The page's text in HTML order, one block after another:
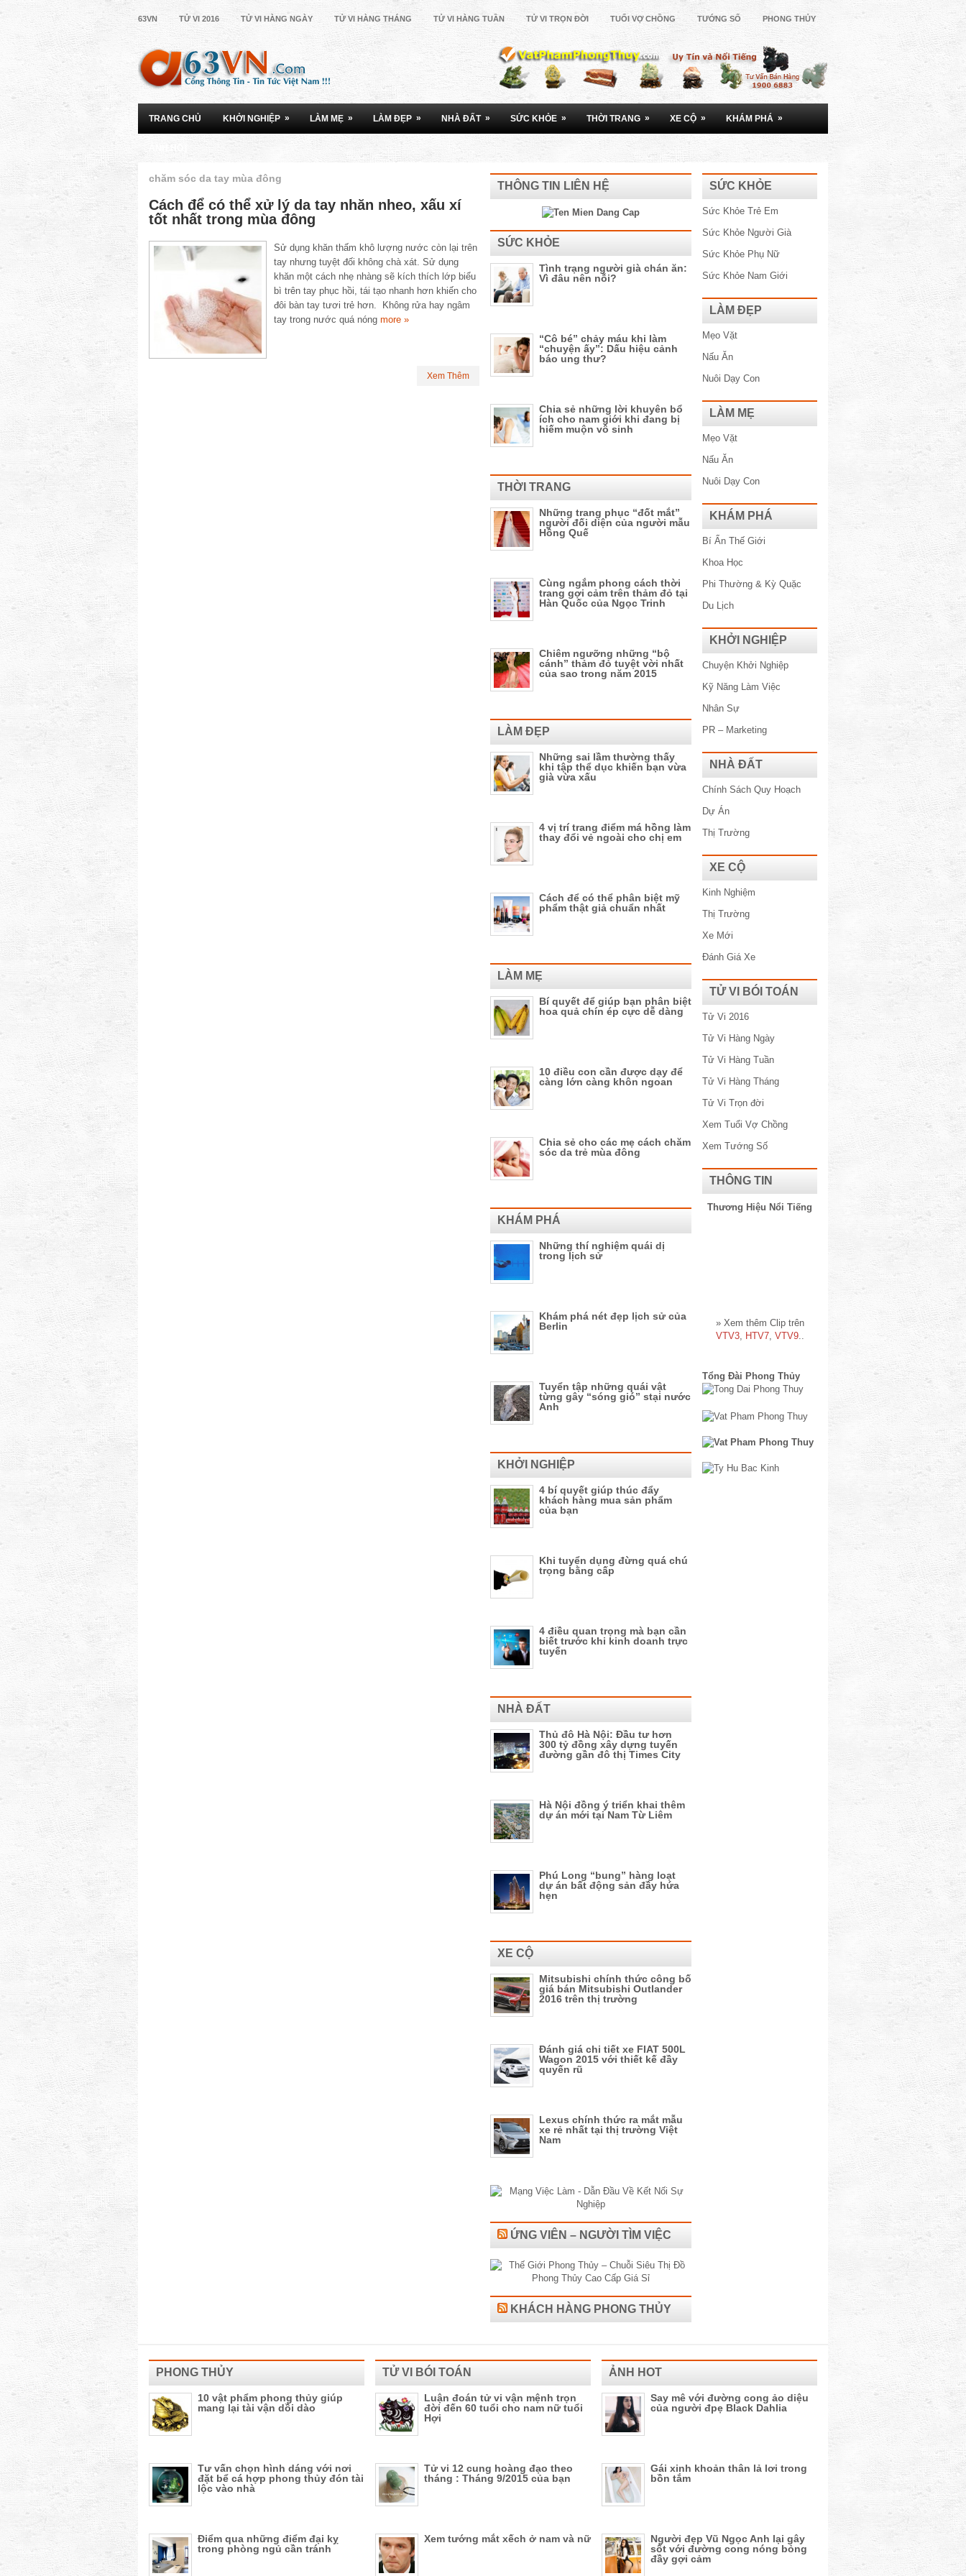
63VN TỬ VI 2016 TỬ VI HÀNG NGÀY TỬ VI HÀNG THÁNG TỬ VI HÀNG TUẦN TỬ VI TRỌN ĐỜI TUỔI VỢ CHỒNG TƯỚNG SỐ PHONG THỦY
TRANG CHỦ KHỞI NGHIỆP » LÀM MẸ » LÀM ĐẸP » NHÀ ĐẤT » SỨC KHỎE » THỜI TRANG » XE CỘ » KHÁM PHÁ »
chăm sóc da tay mùa đông
Cách để có thể xử lý da tay nhăn nheo, xấu xí
tốt nhất trong mùa đông
Sử dụng khăn thấm khô lượng nước còn lại trên
tay nhưng tuyệt đối không chà xát. Sử dụng
khăn một cách nhẹ nhàng sẽ kích thích lớp biểu
bì trên tay phục hồi, tái tạo nhanh hơn khiến cho
đôi bàn tay tươi trẻ hơn. Không rửa hay ngâm
tay trong nước quá nóng more »
Xem Thêm
THÔNG TIN LIÊN HỆ
SỨC KHỎE
Tình trạng người già chán ăn:
Vì đâu nên nỗi?
“Cô bé” chảy máu khi làm
“chuyện ấy”: Dấu hiệu cảnh
báo ung thư?
Chia sẻ những lời khuyên bổ
ích cho nam giới khi đang bị
hiếm muộn vô sinh
THỜI TRANG
Những trang phục “đốt mắt”
người đối diện của người mẫu
Hồng Quế
Cùng ngắm phong cách thời
trang gợi cảm trên thảm đỏ tại
Hàn Quốc của Ngọc Trinh
Chiêm ngưỡng những “bộ
cánh” thảm đỏ tuyệt vời nhất
của sao trong năm 2015
LÀM ĐẸP
Những sai lầm thường thấy
khi tập thể dục khiến bạn vừa
già vừa xấu
4 vị trí trang điểm má hồng làm
thay đổi vẻ ngoài cho chị em
Cách để có thể phân biệt mỹ
phẩm thật giả chuẩn nhất
LÀM MẸ
Bí quyết để giúp bạn phân biệt
hoa quả chín ép cực dễ dàng
10 điều con cần được dạy để
càng lớn càng khôn ngoan
Chia sẻ cho các mẹ cách chăm
sóc da trẻ mùa đông
KHÁM PHÁ
Những thí nghiệm quái dị
trong lịch sử
Khám phá nét đẹp lịch sử của
Berlin
Tuyển tập những quái vật
từng gây “sóng gió” stại nước
Anh
KHỞI NGHIỆP
4 bí quyết giúp thúc đẩy
khách hàng mua sản phẩm
của bạn
Khi tuyển dụng đừng quá chú
trọng bằng cấp
4 điều quan trọng mà bạn cần
biết trước khi kinh doanh trực
tuyến
NHÀ ĐẤT
Thủ đô Hà Nội: Đầu tư hơn
300 tỷ đồng xây dựng tuyến
đường gần đô thị Times City
Hà Nội đồng ý triển khai thêm
dự án mới tại Nam Từ Liêm
Phú Long “bung” hàng loạt
dự án bất động sản đầy hứa
hẹn
XE CỘ
Mitsubishi chính thức công bố
giá bán Mitsubishi Outlander
2016 trên thị trường
Đánh giá chi tiết xe FIAT 500L
Wagon 2015 với thiết kế đầy
quyến rũ
Lexus chính thức ra mắt mẫu
xe rẻ nhất tại thị trường Việt
Nam
ỨNG VIÊN – NGƯỜI TÌM VIỆC
KHÁCH HÀNG PHONG THỦY
SỨC KHỎE
Sức Khỏe Trẻ Em
Sức Khỏe Người Già
Sức Khỏe Phụ Nữ
Sức Khỏe Nam Giới
LÀM ĐẸP
Mẹo Vặt
Nấu Ăn
Nuôi Dạy Con
LÀM MẸ
Mẹo Vặt
Nấu Ăn
Nuôi Dạy Con
KHÁM PHÁ
Bí Ẩn Thế Giới
Khoa Học
Phi Thường & Kỳ Quặc
Du Lịch
KHỞI NGHIỆP
Chuyện Khởi Nghiệp
Kỹ Năng Làm Việc
Nhân Sự
PR – Marketing
NHÀ ĐẤT
Chính Sách Quy Hoạch
Dự Án
Thị Trường
XE CỘ
Kinh Nghiệm
Thị Trường
Xe Mới
Đánh Giá Xe
TỬ VI BÓI TOÁN
Tử Vi 2016
Tử Vi Hàng Ngày
Tử Vi Hàng Tuần
Tử Vi Hàng Tháng
Tử Vi Trọn đời
Xem Tuổi Vợ Chồng
Xem Tướng Số
THÔNG TIN
Thương Hiệu Nổi Tiếng​
» Xem thêm Clip trên
VTV3, HTV7, VTV9..
Tổng Đài Phong Thủy
PHONG THỦY
10 vật phẩm phong thủy giúp
mang lại tài vận dồi dào
Tư vấn chọn hình dáng với nơi
đặt bể cá hợp phong thủy đón tài
lộc vào nhà
Điểm qua những điểm đại kỵ
trong phòng ngủ cần tránh
TỬ VI BÓI TOÁN
Luận đoán tử vi vận mệnh trọn
đời đến 60 tuổi cho nam nữ tuổi
Hợi
Tử vi 12 cung hoàng đạo theo
tháng : Tháng 9/2015 của bạn
Xem tướng mắt xếch ở nam và nữ
ẢNH HOT
Say mê với đường cong ảo diệu
của người đpẹ Black Dahlia
Gái xinh khoản thân lả lơi trong
bồn tắm
Người đẹp Vũ Ngọc Anh lại gây
sốt với đường cong nóng bỏng
đầy gợi cảm